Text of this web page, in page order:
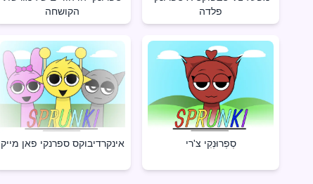
הקושחה
פלדה
אינקרדיבוקס ספרנקי פאן מייק סְפְרוּנְקִי צ'רי